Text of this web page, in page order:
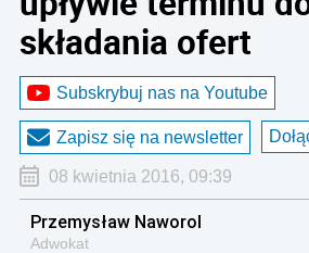
składania ofert
Subskrybuj nas na Youtube
Zapisz się na newsletter
08 kwietnia 2016, 09:39
Przemysław Naworol
Adwokat